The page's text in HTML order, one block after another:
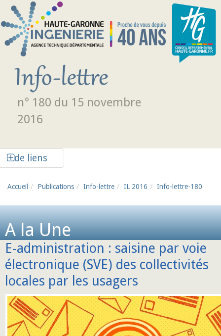
Aller au contenu principal
n° 180 du 15 novembre
2016
de liens
Accueil Publications Info-lettre IL 2016 Info-lettre-180
A la Une
E-administration : saisine par voie
électronique (SVE) des collectivités
locales par les usagers